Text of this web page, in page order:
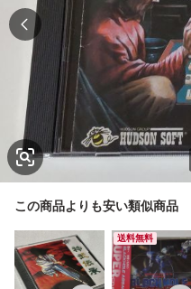
この商品よりも安い類似商品
送料無料